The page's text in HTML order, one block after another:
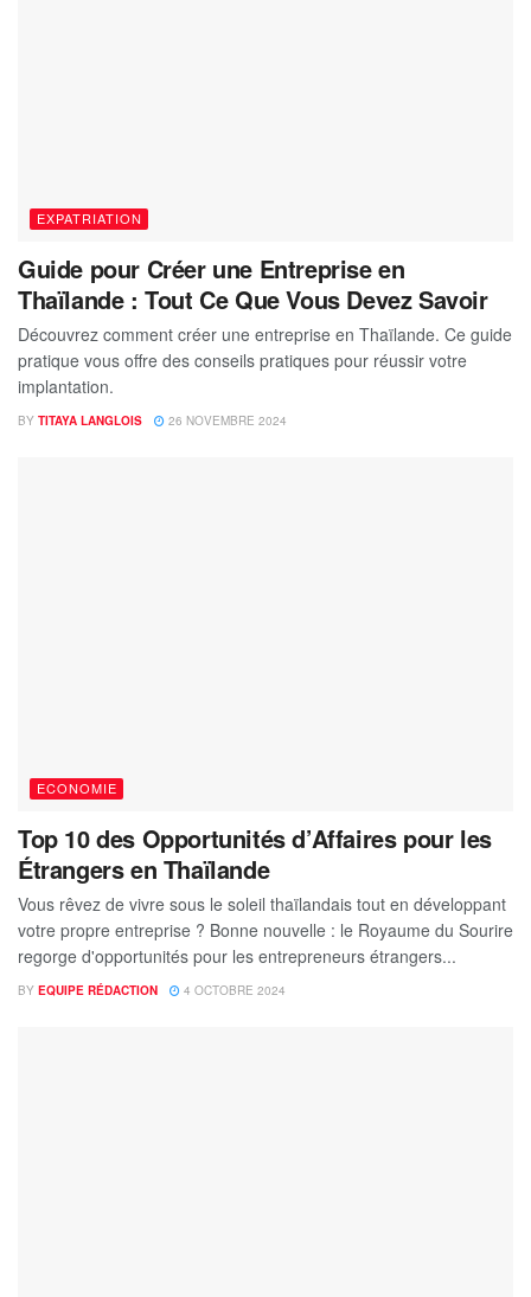
EXPATRIATION
Guide pour Créer une Entreprise en
Thaïlande : Tout Ce Que Vous Devez Savoir
Découvrez comment créer une entreprise en Thaïlande. Ce guide
pratique vous offre des conseils pratiques pour réussir votre
implantation.
BY TITAYA LANGLOIS 26 NOVEMBRE 2024
ECONOMIE
Top 10 des Opportunités d’Affaires pour les
Étrangers en Thaïlande
Vous rêvez de vivre sous le soleil thaïlandais tout en développant
votre propre entreprise ? Bonne nouvelle : le Royaume du Sourire
regorge d'opportunités pour les entrepreneurs étrangers...
BY EQUIPE RÉDACTION 4 OCTOBRE 2024